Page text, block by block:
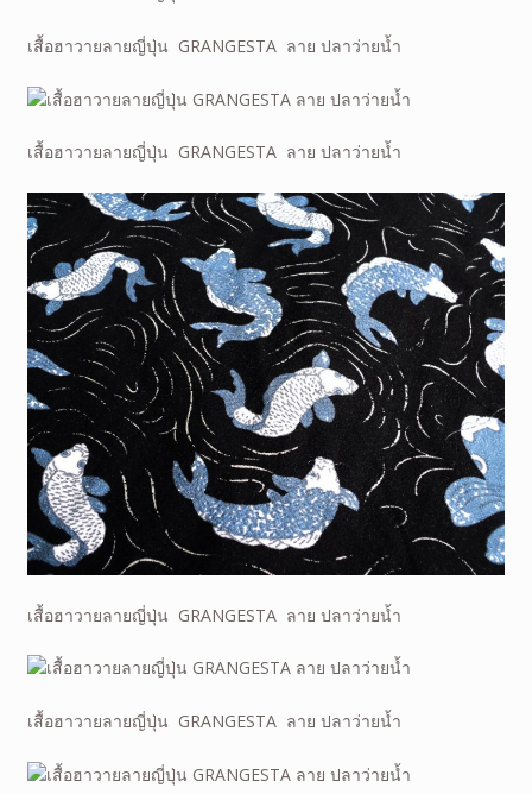
เสื้อฮาวายลายญี่ปุ่น GRANGESTA ลาย ปลาว่ายน้ำ
เสื้อฮาวายลายญี่ปุ่น GRANGESTA ลาย ปลาว่ายน้ำ
เสื้อฮาวายลายญี่ปุ่น GRANGESTA ลาย ปลาว่ายน้ำ
เสื้อฮาวายลายญี่ปุ่น GRANGESTA ลาย ปลาว่ายน้ำ